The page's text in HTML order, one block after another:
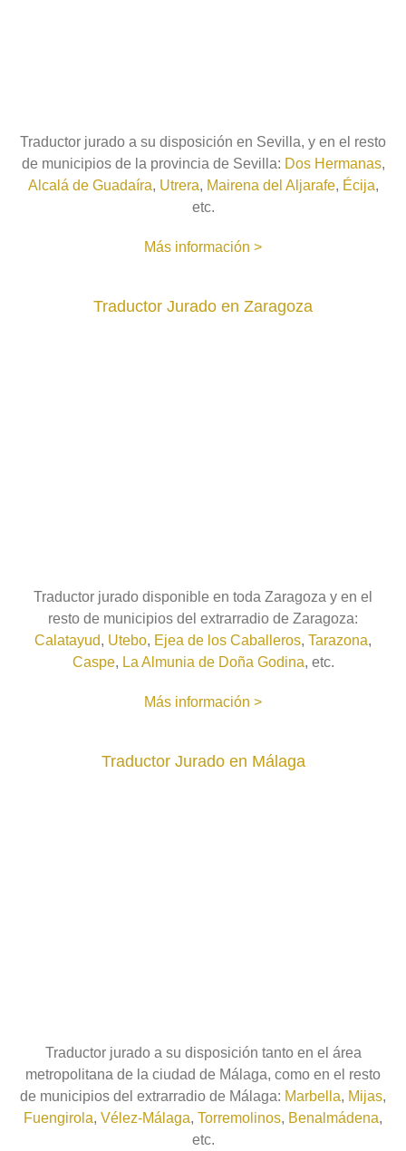
Traductor jurado a su disposición en Sevilla, y en el resto
de municipios de la provincia de Sevilla: Dos Hermanas,
Alcalá de Guadaíra, Utrera, Mairena del Aljarafe, Écija,
etc.
Más información >
Traductor Jurado en Zaragoza
Traductor jurado disponible en toda Zaragoza y en el
resto de municipios del extrarradio de Zaragoza:
Calatayud, Utebo, Ejea de los Caballeros, Tarazona,
Caspe, La Almunia de Doña Godina, etc.
Más información >
Traductor Jurado en Málaga
Traductor jurado a su disposición tanto en el área
metropolitana de la ciudad de Málaga, como en el resto
de municipios del extrarradio de Málaga: Marbella, Mijas,
Fuengirola, Vélez-Málaga, Torremolinos, Benalmádena,
etc.